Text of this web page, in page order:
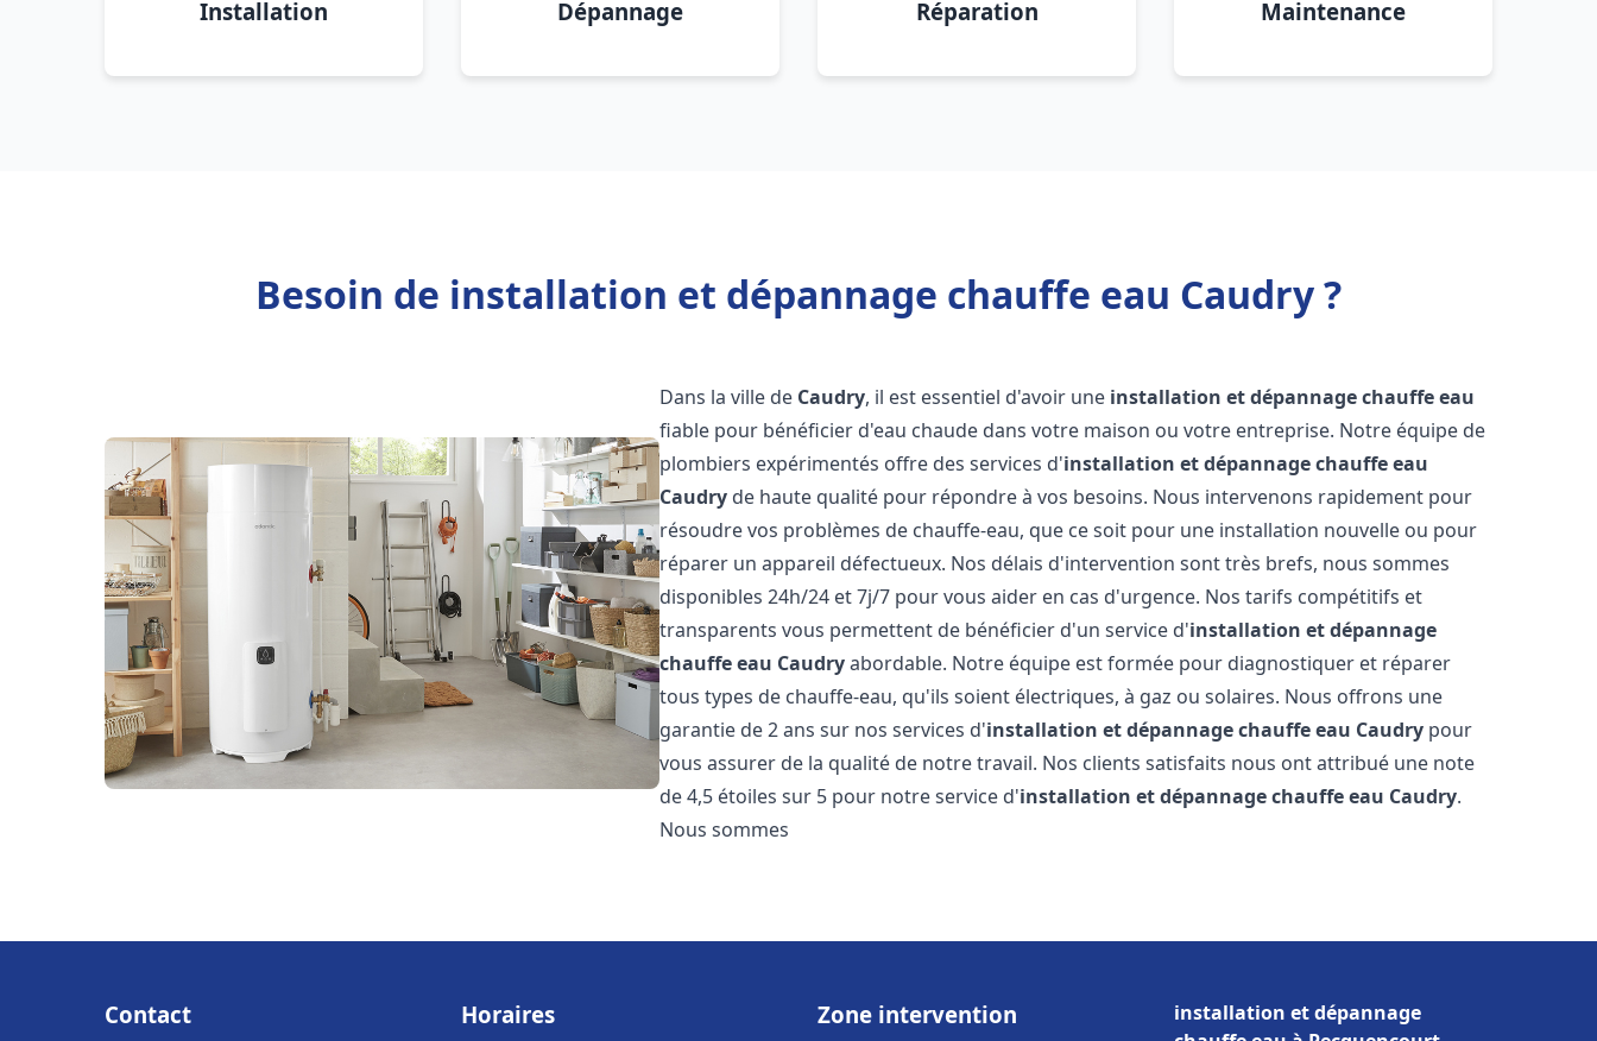
Installation Dépannage Réparation Maintenance
Besoin de installation et dépannage chauffe eau Caudry ?
Dans la ville de Caudry, il est essentiel d'avoir une installation et dépannage chauffe eau
fiable pour bénéficier d'eau chaude dans votre maison ou votre entreprise. Notre équipe de
plombiers expérimentés offre des services d'installation et dépannage chauffe eau
Caudry de haute qualité pour répondre à vos besoins. Nous intervenons rapidement pour
résoudre vos problèmes de chauffe-eau, que ce soit pour une installation nouvelle ou pour
réparer un appareil défectueux. Nos délais d'intervention sont très brefs, nous sommes
disponibles 24h/24 et 7j/7 pour vous aider en cas d'urgence. Nos tarifs compétitifs et
transparents vous permettent de bénéficier d'un service d'installation et dépannage
chauffe eau Caudryabordable. Notre équipe est formée pour diagnostiquer et réparer
tous types de chauffe-eau, qu'ils soient électriques, à gaz ou solaires. Nous offrons une
garantie de 2 ans sur nos services d'installation et dépannage chauffe eau Caudry pour
vous assurer de la qualité de notre travail. Nos clients satisfaits nous ont attribué une note
de 4,5 étoiles sur 5 pour notre service d'installation et dépannage chauffe eau Caudry.
Nous sommes
Contact Horaires Zone intervention
installation et dépannage